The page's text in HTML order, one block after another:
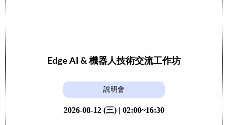
Edge AI & 機器人技術交流工作坊
說明會
2026-08-12 (三) | 02:00~16:30